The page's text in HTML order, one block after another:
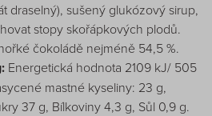
draselný), sušený glukózový sirup,
stopy skořápkových plodů.
čokoládě nejméně 54,5 %.
Energetická hodnota 2109 kJ/ 505
mastné kyseliny: 23 g,
37 g, Bílkoviny 4,3 g, Sůl 0,9 g.